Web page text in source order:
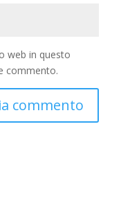
web in questo
commento.